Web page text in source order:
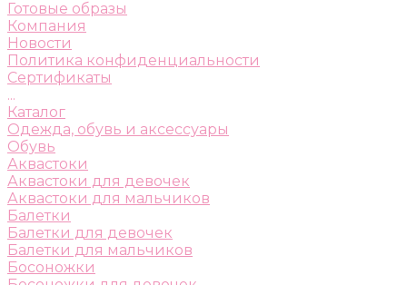
Готовые образы
Компания
Новости
Политика конфиденциальности
Сертификаты
...
Каталог
Одежда, обувь и аксессуары
Обувь
Аквастоки
Аквастоки для девочек
Аквастоки для мальчиков
Балетки
Балетки для девочек
Балетки для мальчиков
Босоножки